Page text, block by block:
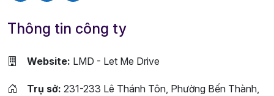
Thông tin công ty
Website: LMD - Let Me Drive
Trụ sở: 231-233 Lê Thánh Tôn, Phường Bến Thành,